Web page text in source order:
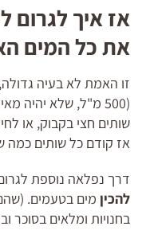
אז איך לגרום
את כל המים
זו האמת לא בעיה
(500 מ"ל, שלא
שותים חצי בקבוק, או
אז קודם כל שותים כמה
דרך נפלאה נוספת
להכין מים בטעמים.
בחנויות ומלאים בסוכר